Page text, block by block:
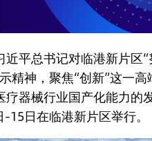
近平总书记对临港新片区
精神，聚焦“创新”这一
疗器械行业国产化能力的
15日在临港新片区举行。